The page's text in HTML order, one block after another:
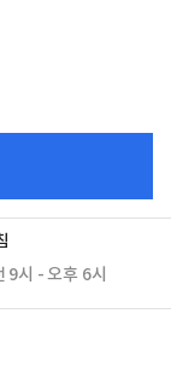
9시 - 오후 6시